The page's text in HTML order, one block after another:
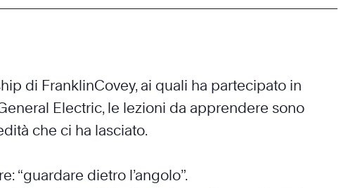
di FranklinCovey, ai quali ha partecipato in
Electric, le lezioni da apprendere sono
che ci ha lasciato.
“guardare dietro l’angolo”.